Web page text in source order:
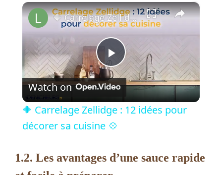
Play Unmute Fullscreen ×
P
a
y
🔶 Carrelage Zellidge : 12 idées pour décorer sa cuisine 💠
Watch on
🔶 Carrelage Zellidge : 12 idées pour
décorer sa cuisine 💠
1.2. Les avantages d’une sauce rapide